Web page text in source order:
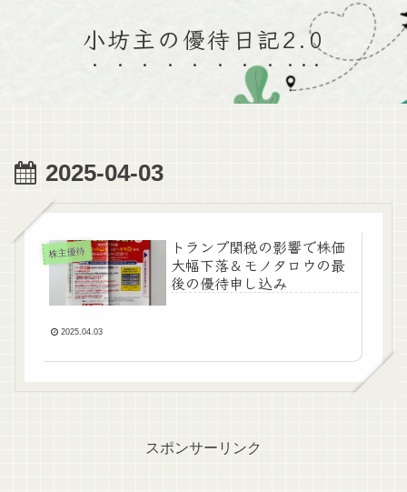
小坊主の優待日記2.0
2025-04-03
株主優待
トランプ関税の影響で株価
大幅下落＆モノタロウの最
後の優待申し込み
2025.04.03
スポンサーリンク